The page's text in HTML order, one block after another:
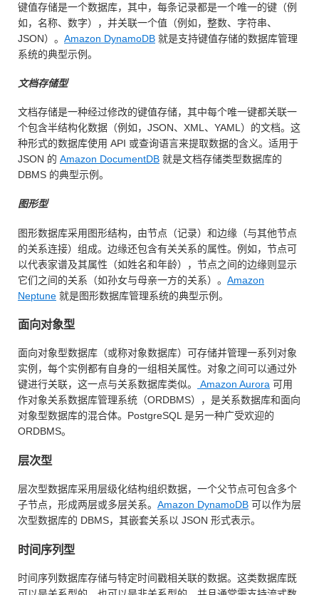
键值存储是一个数据库，其中，每条记录都是一个唯一的键（例
如，名称、数字），并关联一个值（例如，整数、字符串、
JSON）。 Amazon DynamoDB 就是支持键值存储的数据库管理
系统的典型示例。
文档存储型
文档存储是一种经过修改的键值存储，其中每个唯一键都关联一
个包含半结构化数据（例如，JSON、XML、YAML）的文档。这
种形式的数据库使用 API 或查询语言来提取数据的含义。适用于
JSON 的 Amazon DocumentDB 就是文档存储类型数据库的
DBMS 的典型示例。
图形型
图形数据库采用图形结构，由节点（记录）和边缘（与其他节点
的关系连接）组成。边缘还包含有关关系的属性。例如，节点可
以代表家谱及其属性（如姓名和年龄），节点之间的边缘则显示
它们之间的关系（如孙女与母亲一方的关系）。 Amazon
Neptune 就是图形数据库管理系统的典型示例。
面向对象型
面向对象型数据库（或称对象数据库）可存储并管理一系列对象
实例，每个实例都有自身的一组相关属性。对象之间可以通过外
键进行关联，这一点与关系数据库类似。
Amazon Aurora 可用
作对象关系数据库管理系统（ORDBMS），是关系数据库和面向
对象型数据库的混合体。PostgreSQL 是另一种广受欢迎的
ORDBMS。
层次型
层次型数据库采用层级化结构组织数据，一个父节点可包含多个
子节点，形成两层或多层关系。 Amazon DynamoDB 可以作为层
次型数据库的 DBMS，其嵌套关系以 JSON 形式表示。
时间序列型
时间序列数据库存储与特定时间戳相关联的数据。这类数据库既